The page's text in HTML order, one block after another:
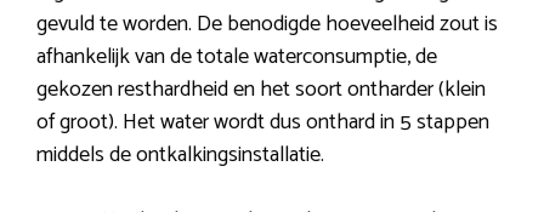
gevuld te worden. De benodigde hoeveelheid zout is
afhankelijk van de totale waterconsumptie, de
gekozen resthardheid en het soort ontharder (klein
of groot). Het water wordt dus onthard in 5 stappen
middels de ontkalkingsinstallatie.